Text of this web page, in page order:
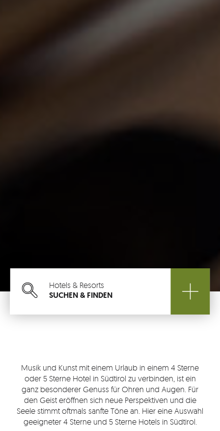
Hotels & Resorts
SUCHEN & FINDEN
Urlaubs
THEMEN
TOP
RESTAURANTS
Suchen
Musik und Kunst mit einem Urlaub in einem 4 Sterne
oder 5 Sterne Hotel in Südtirol zu verbinden, ist ein
ganz besonderer Genuss für Ohren und Augen. Für
den Geist eröffnen sich neue Perspektiven und die
Seele stimmt oftmals sanfte Töne an. Hier eine Auswahl
geeigneter 4 Sterne und 5 Sterne Hotels in Südtirol.